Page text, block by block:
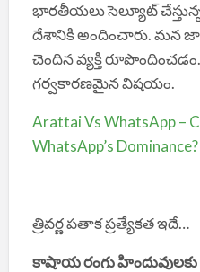
భారతీయలు సెల్యూట్
దేశానికి అందించారు. మన
చెందిన వ్యక్తి
గర్వకారణమైన విషయం.
Arattai Vs WhatsApp –
WhatsApp’s
త్రివర్ణ పతాక ప్రత్యేకత ఇదే…
కాషాయ రంగు